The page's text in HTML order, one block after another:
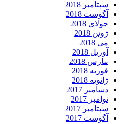
سپتامبر 2018
آگوست 2018
جولای 2018
ژوئن 2018
می 2018
آوریل 2018
مارس 2018
فوریه 2018
ژانویه 2018
دسامبر 2017
نوامبر 2017
سپتامبر 2017
آگوست 2017